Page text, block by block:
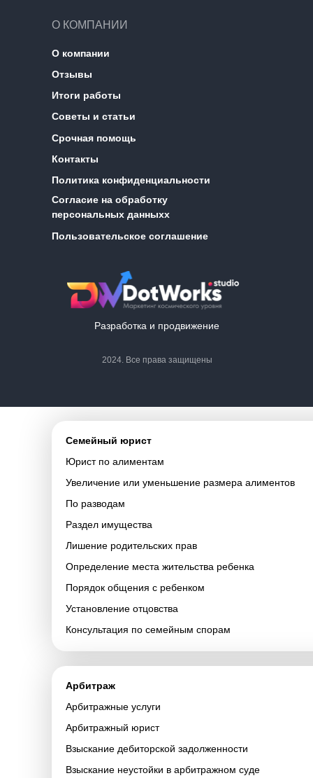
2024. Все права защищены
Разработка и продвижение
О компании
Отзывы
Итоги работы
Советы и статьи
Срочная помощь
Контакты
Политика конфиденциальности
Согласие на обработку
персональных данныхх
О КОМПАНИИ
Пользовательское соглашение
Юрист по алиментам
Увеличение или уменьшение размера алиментов
По разводам
Раздел имущества
Лишение родительских прав
Определение места жительства ребенка
Порядок общения с ребенком
Установление отцовства
Консультация по семейным спорам
Семейный юрист
Арбитражные услуги
Арбитражный юрист
Взыскание дебиторской задолженности
Взыскание неустойки в арбитражном суде
Арбитраж